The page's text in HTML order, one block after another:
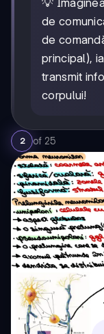
💡
de
de
principal),
transmit
corpului!
2 of 25